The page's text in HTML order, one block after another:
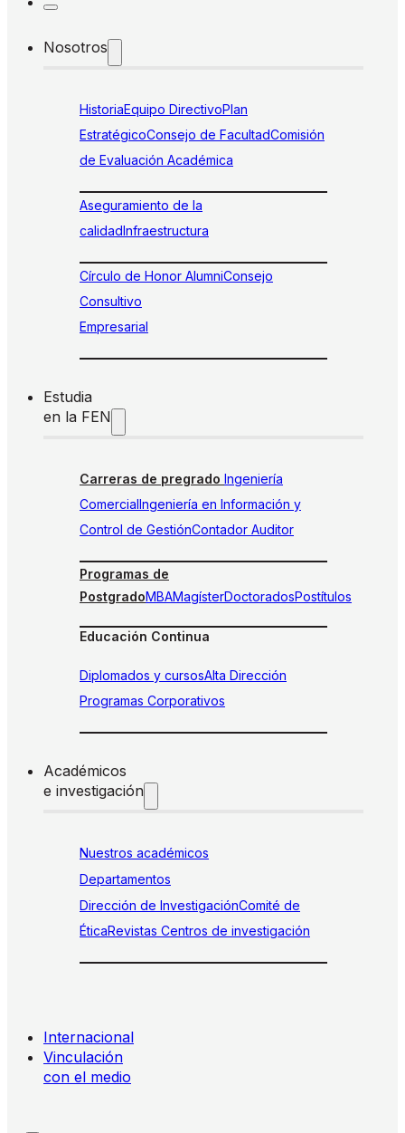
Nosotros
HistoriaEquipo DirectivoPlan
EstratégicoConsejo de FacultadComisión
de Evaluación Académica
Aseguramiento de la
calidadInfraestructura
Círculo de Honor AlumniConsejo
Consultivo
Empresarial
Estudia
en la FEN
Carreras de pregrado Ingeniería
ComercialIngeniería en Información y
Control de GestiónContador Auditor
Programas de
PostgradoMBAMagísterDoctoradosPostítulos
Educación Continua
Diplomados y cursosAlta Dirección
Programas Corporativos
Académicos
e investigación
Nuestros académicos
Departamentos
Dirección de InvestigaciónComité de
ÉticaRevistas Centros de investigación
Internacional
Vinculación
con el medio